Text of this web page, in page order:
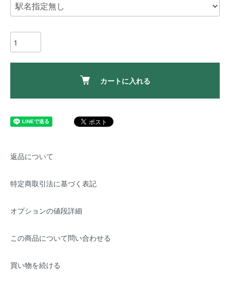
カートに入れる
返品について
特定商取引法に基づく表記
オプションの値段詳細
この商品について問い合わせる
買い物を続ける